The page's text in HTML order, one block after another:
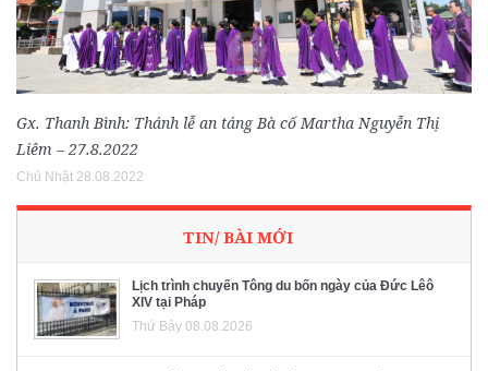
Gx. Thanh Bình: Thánh lễ an táng Bà cố Martha Nguyễn Thị
Liêm – 27.8.2022
Chủ Nhật 28.08.2022
TIN/ BÀI MỚI
Lịch trình chuyến Tông du bốn ngày của Đức Lêô
XIV tại Pháp
Thứ Bảy 08.08.2026